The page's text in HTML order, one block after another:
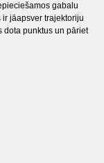
gabalu
jāapsver trajektoriju
dota punktus un pāriet